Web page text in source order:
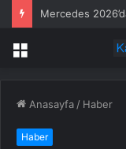
Mercedes
Menü
Anasayfa / Haber
Haber